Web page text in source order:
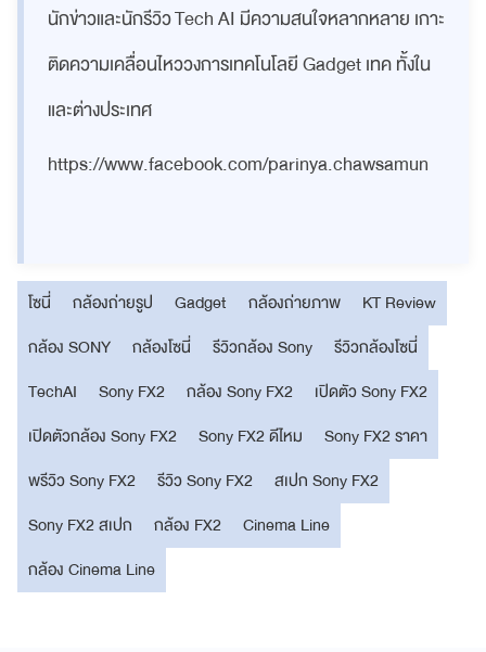
นักข่าวและนักรีวิว Tech AI มีความสนใจหลากหลาย เกาะ
ติดความเคลื่อนไหววงการเทคโนโลยี Gadget เทค ทั้งใน
และต่างประเทศ
https://www.facebook.com/parinya.chawsamun
โซนี่ กล้องถ่ายรูป Gadget กล้องถ่ายภาพ
KT Review
กล้อง SONY
กล้องโซนี่ รีวิวกล้อง Sony
รีวิวกล้องโซนี่
TechAI
Sony FX2 กล้อง Sony FX2
เปิดตัว Sony FX2
เปิดตัวกล้อง Sony FX2
Sony FX2 ดีไหม
Sony FX2 ราคา
พรีวิว Sony FX2
รีวิว Sony FX2
สเปก Sony FX2
Sony FX2 สเปก
กล้อง FX2
Cinema Line
กล้อง Cinema Line